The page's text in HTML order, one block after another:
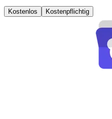
Kostenlos Kostenpflichtig